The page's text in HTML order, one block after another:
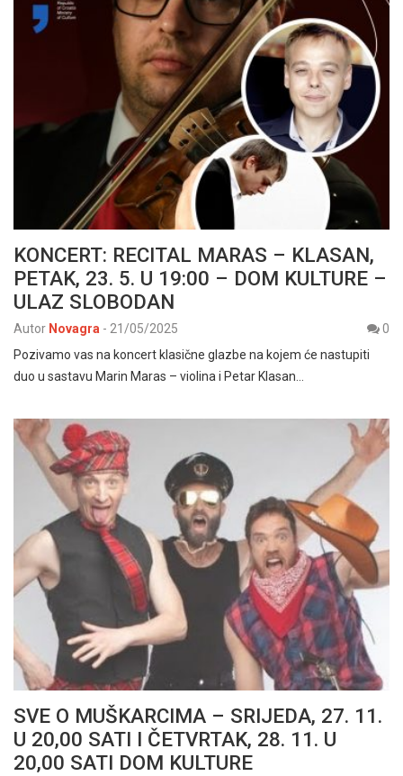
KONCERT: RECITAL MARAS – KLASAN,
PETAK, 23. 5. U 19:00 – DOM KULTURE –
ULAZ SLOBODAN
Autor Novagra - 21/05/2025
0
Pozivamo vas na koncert klasične glazbe na kojem će nastupiti
duo u sastavu Marin Maras – violina i Petar Klasan…
SVE O MUŠKARCIMA – SRIJEDA, 27. 11.
U 20,00 SATI I ČETVRTAK, 28. 11. U
20,00 SATI DOM KULTURE